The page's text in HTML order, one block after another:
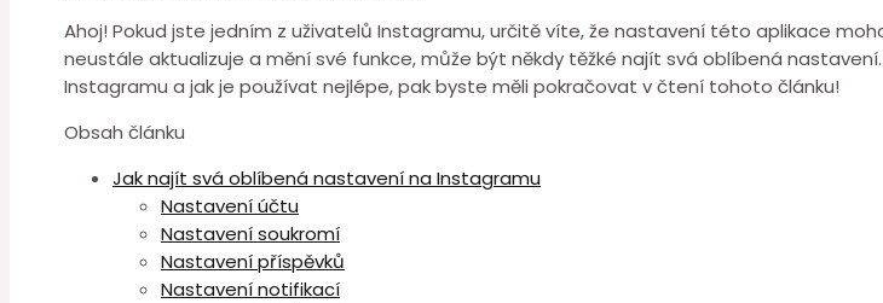
Ahoj! Pokud jste jedním z uživatelů Instagramu, určitě víte, že nastavení této aplikace
neustále aktualizuje a mění své funkce, může být někdy těžké najít svá oblíbená
Instagramu a jak je používat nejlépe, pak byste měli pokračovat v čtení tohoto článku!
Obsah článku
Jak najít svá oblíbená nastavení na Instagramu
Nastavení účtu
Nastavení soukromí
Nastavení příspěvků
Nastavení notifikací